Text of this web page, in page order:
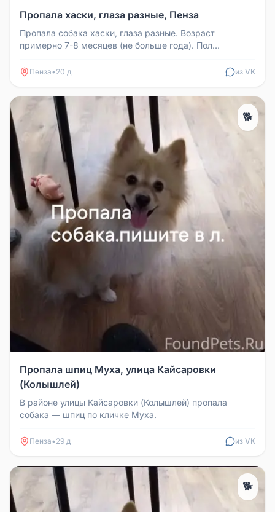
Пропала хаски, глаза разные, Пенза
Пропала собака хаски, глаза разные. Возраст
примерно 7-8 месяцев (не больше года). Пол
Пенза• 20 д из VK
🐕
Пропала шпиц Муха, улица Кайсаровки
(Колышлей)
В районе улицы Кайсаровки (Колышлей) пропала
собака — шпиц по кличке Муха.
Пенза• 29 д из VK
🐕